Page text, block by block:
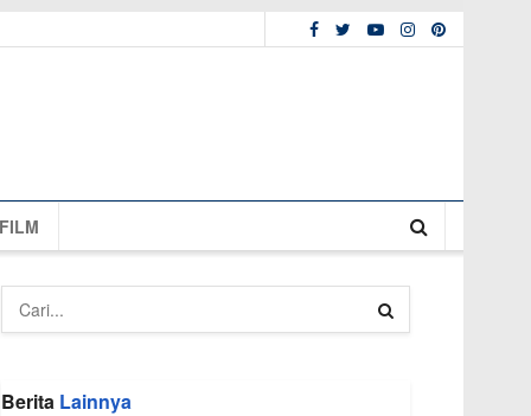
FILM
Berita Lainnya